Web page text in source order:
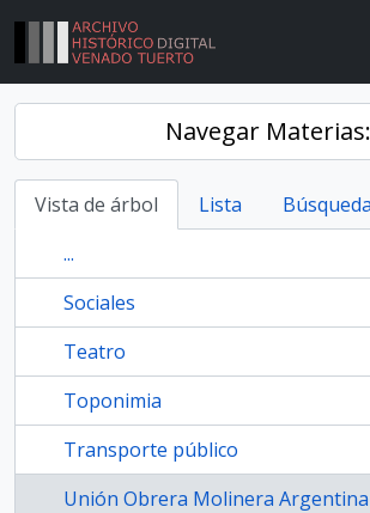
Skip to main content
Navegar Materias:
Vista de árbol Lista
Búsqueda
...
Sociales
Teatro
Toponimia
Transporte público
Unión Obrera Molinera Argentina